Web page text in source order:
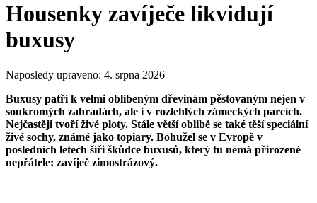
Housenky zavíječe likvidují
buxusy
Naposledy upraveno: 4. srpna 2026
Buxusy patří k velmi oblíbeným dřevinám pěstovaným nejen v
soukromých zahradách, ale i v rozlehlých zámeckých parcích.
Nejčastěji tvoří živé ploty. Stále větší oblibě se také těší speciální
živé sochy, známé jako topiary. Bohužel se v Evropě v
posledních letech šíři škůdce buxusů, který tu nemá přirozené
nepřátele: zavíječ zimostrázový.